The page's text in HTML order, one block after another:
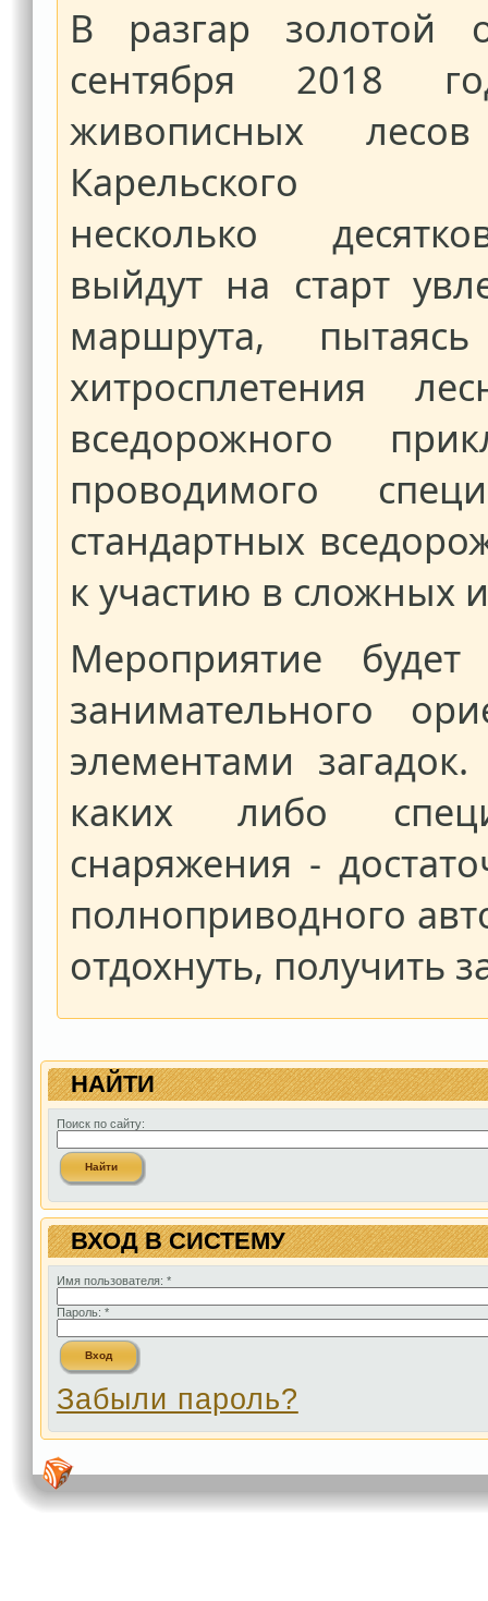
В разгар
сентября 2018
живописных
Карельского
несколько
выйдут на старт
маршрута, пытаясь
хитросплетения
вседорожного
проводимого
стандартных
к участию в сложных
Мероприятие
занимательного
элементами
каких либо
снаряжения -
полноприводного
отдохнуть, получить
НАЙТИ
Поиск по сайту:
ВХОД В СИСТЕМУ
Имя пользователя: *
Пароль: *
Забыли пароль?